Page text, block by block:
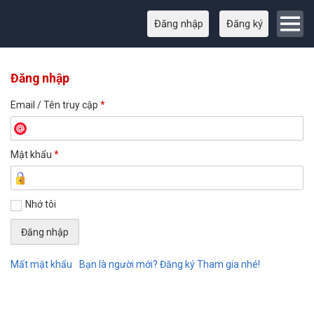
Đăng nhập Đăng ký
Đăng nhập
Email / Tên truy cập *
Mật khẩu *
Nhớ tôi
Mất mật khẩu Bạn là người mới? Đăng ký Tham gia nhé!